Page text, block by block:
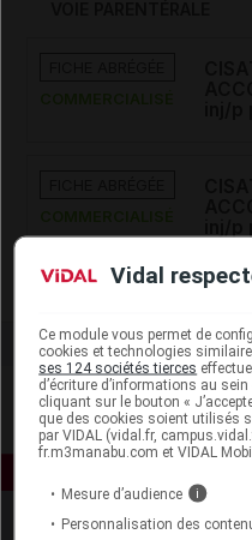
Vidal
Ce module vous permet de
cookies et technologies
ses 124 sociétés tierces
d’écriture d’informations au
cliquant sur le bouton «
que des cookies soient utilisés
par VIDAL (vidal.fr,
fr.m3manabu.com et VIDAL
Mesure d’audience i
Personnalisation des